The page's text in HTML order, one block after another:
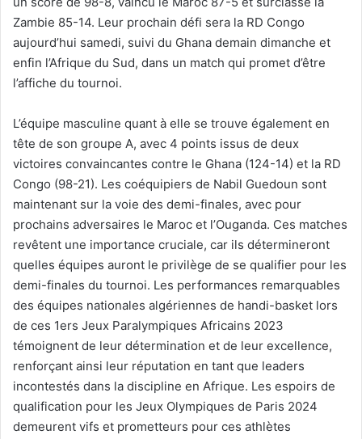
Zambie 85-14. Leur prochain défi sera la RD Congo
aujourd’hui samedi, suivi du Ghana demain dimanche et
enfin l’Afrique du Sud, dans un match qui promet d’être
l’affiche du tournoi.
L’équipe masculine quant à elle se trouve également en
tête de son groupe A, avec 4 points issus de deux
victoires convaincantes contre le Ghana (124-14) et la RD
Congo (98-21). Les coéquipiers de Nabil Guedoun sont
maintenant sur la voie des demi-finales, avec pour
prochains adversaires le Maroc et l’Ouganda. Ces matches
revêtent une importance cruciale, car ils détermineront
quelles équipes auront le privilège de se qualifier pour les
demi-finales du tournoi. Les performances remarquables
des équipes nationales algériennes de handi-basket lors
de ces 1ers Jeux Paralympiques Africains 2023
témoignent de leur détermination et de leur excellence,
renforçant ainsi leur réputation en tant que leaders
incontestés dans la discipline en Afrique. Les espoirs de
qualification pour les Jeux Olympiques de Paris 2024
demeurent vifs et prometteurs pour ces athlètes